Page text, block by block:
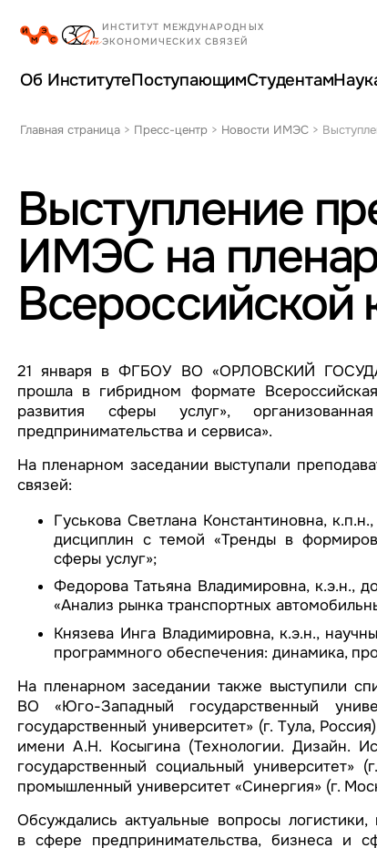
Об ИнститутеПоступающимСтудентам
Главная страница > Пресс-центр > Новости ИМЭС >
Выступление
ИМЭС на
Всероссийской
21 января в ФГБОУ ВО «ОРЛОВСКИЙ
прошла в гибридном формате
развития сферы услуг»,
предпринимательства и сервиса».
На пленарном заседании выступали
связей:
Гуськова Светлана Константиновна,
дисциплин с темой «Тренды в
сферы услуг»;
Федорова Татьяна Владимировна, к.э.н.,
«Анализ рынка транспортных
Князева Инга Владимировна, к.э.н.,
программного обеспечения: динамика,
На пленарном заседании также выступили
ВО «Юго-Западный государственный
государственный университет» (г. Тула,
имени А.Н. Косыгина (Технологии. Дизайн.
государственный социальный
промышленный университет «Синергия» (г.
Обсуждались актуальные вопросы
в сфере предпринимательства, бизнеса и